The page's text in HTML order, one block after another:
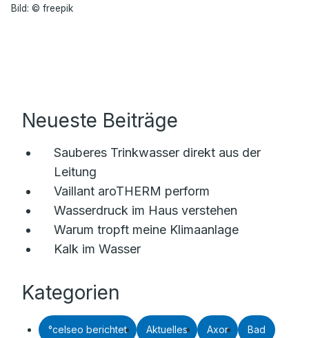
Bild: © freepik
Neueste Beiträge
Sauberes Trinkwasser direkt aus der
Leitung
Vaillant aroTHERM perform
Wasserdruck im Haus verstehen
Warum tropft meine Klimaanlage
Kalk im Wasser
Kategorien
°celseo berichtet Aktuelles Axor Bad